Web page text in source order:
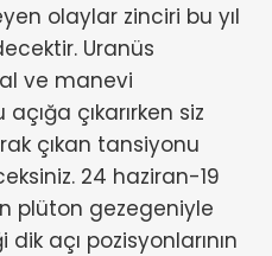
olaylar zinciri bu yıl
Uranüs
ve manevi
çıkarırken siz
çıkan tansiyonu
24 haziran-19
plüton gezegeniyle
dik açı pozisyonlarının